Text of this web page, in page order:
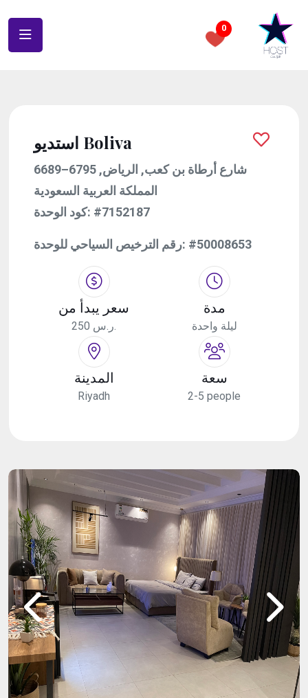
0
استديو Boliva
6689–6795 شارع أرطاة بن كعب, الرياض,
المملكة العربية السعودية
كود الوحدة: #7152187
رقم الترخيص السياحي للوحدة: #50008653
سعر يبدأ من
250 ر.س.
مدة
ليلة واحدة
المدينة
Riyadh
سعة
2-5 people